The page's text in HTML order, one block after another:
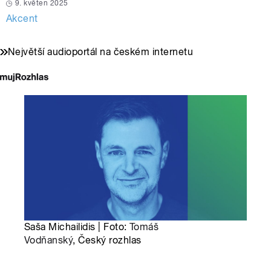
9. květen 2025
Akcent
Největší audioportál na českém internetu
Saša Michailidis | Foto: Tomáš
Vodňanský, Český rozhlas